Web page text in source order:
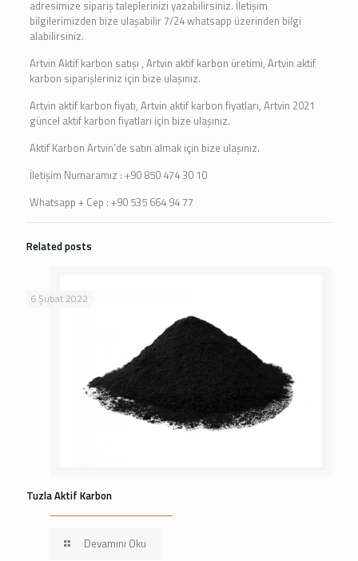
adresimize sipariş taleplerinizi yazabilirsiniz. İletişim
bilgilerimizden bize ulaşabilir 7/24 whatsapp üzerinden bilgi
alabilirsiniz.
Artvin Aktif karbon satışı , Artvin aktif karbon üretimi, Artvin aktif
karbon siparişleriniz için bize ulaşınız.
Artvin aktif karbon fiyatı, Artvin aktif karbon fiyatları, Artvin 2021
güncel aktif karbon fiyatları için bize ulaşınız.
Aktif Karbon Artvin’de satın almak için bize ulaşınız.
İletişim Numaramız : +90 850 474 30 10
Whatsapp + Cep : +90 535 664 94 77
Related posts
6 Şubat 2022
Tuzla Aktif Karbon
Devamını Oku